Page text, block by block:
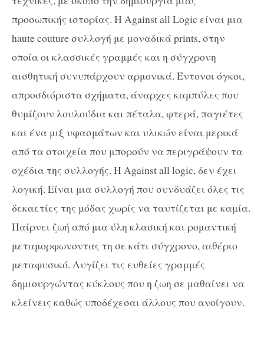
προσωπικής ιστορίας. Η Against all Logic είναι μια
haute couture συλλογή με μοναδικά prints, στην
οποία οι κλασσικές γραμμές και η σύγχρονη
αισθητική συνυπάρχουν αρμονικά. Έντονοι όγκοι,
απροσδιόριστα σχήματα, άναρχες καμπύλες που
θυμίζουν λουλούδια και πέταλα, φτερά, παγιέτες
και ένα μιξ υφασμάτων και υλικών είναι μερικά
από τα στοιχεία που μπορούν να περιγράψουν τα
σχέδια της συλλογής. Η Against all logic, δεν έχει
λογική. Είναι μια συλλογή που συνδυάζει όλες τις
δεκαετίες της μόδας χωρίς να ταυτίζεται με καμία.
Παίρνει ζωή από μια ύλη κλασική και ρομαντική
μεταμορφωνοντας τη σε κάτι σύγχρονο, αιθέριο
μεταφυσικό. Λυγίζει τις ευθείες γραμμές
δημιουργώντας κύκλους που η ζωη σε μαθαίνει να
κλείνεις καθώς υποδέχεσαι άλλους που ανοίγουν.